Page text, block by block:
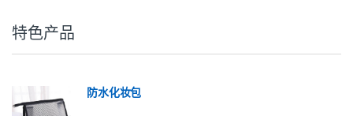
特色产品
防水化妆包